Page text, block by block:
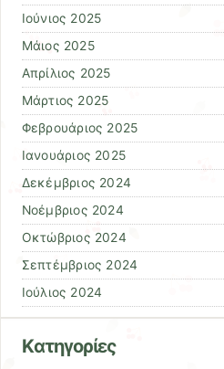
Ιούνιος 2025
Μάιος 2025
Απρίλιος 2025
Μάρτιος 2025
Φεβρουάριος 2025
Ιανουάριος 2025
Δεκέμβριος 2024
Νοέμβριος 2024
Οκτώβριος 2024
Σεπτέμβριος 2024
Ιούλιος 2024
Kατηγορίες